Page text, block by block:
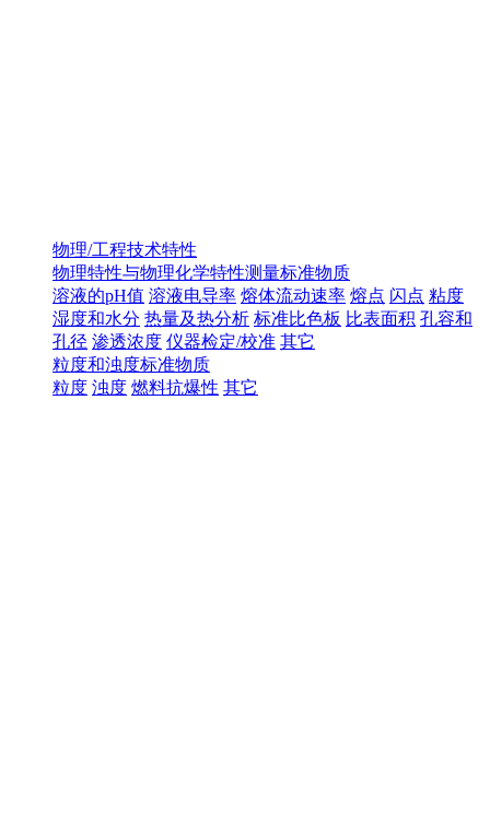
物理/工程技术特性
物理特性与物理化学特性测量标准物质
溶液的pH值 溶液电导率 熔体流动速率 熔点 闪点 粘度
湿度和水分 热量及热分析 标准比色板 比表面积 孔容和
孔径 渗透浓度 仪器检定/校准 其它
粒度和浊度标准物质
粒度 浊度 燃料抗爆性 其它